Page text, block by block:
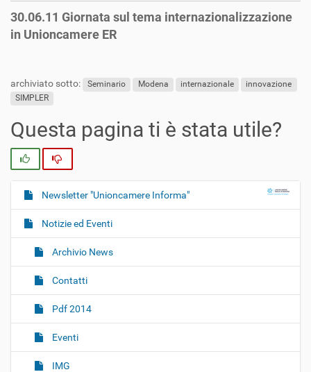
30.06.11 Giornata sul tema internazionalizzazione
in Unioncamere ER
archiviato sotto: Seminario Modena internazionale
innovazione
SIMPLER
Questa pagina ti è stata utile?
N
a
v
g
i
n
Newsletter "Unioncamere Informa"
Notizie ed Eventi
Archivio News
Contatti
Pdf 2014
Eventi
IMG